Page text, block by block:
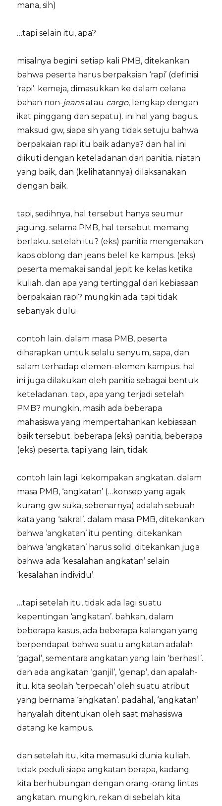
mana, sih)
…tapi selain itu, apa?
misalnya begini. setiap kali PMB, ditekankan
bahwa peserta harus berpakaian ‘rapi’ (definisi
‘rapi’: kemeja, dimasukkan ke dalam celana
bahan non-jeansatau cargo, lengkap dengan
ikat pinggang dan sepatu). ini hal yang bagus.
maksud gw, siapa sih yang tidak setuju bahwa
berpakaian rapi itu baik adanya? dan hal ini
diikuti dengan keteladanan dari panitia. niatan
yang baik, dan (kelihatannya) dilaksanakan
dengan baik.
tapi, sedihnya, hal tersebut hanya seumur
jagung. selama PMB, hal tersebut memang
berlaku. setelah itu? (eks) panitia mengenakan
kaos oblong dan jeans belel ke kampus. (eks)
peserta memakai sandal jepit ke kelas ketika
kuliah. dan apa yang tertinggal dari kebiasaan
berpakaian rapi? mungkin ada. tapi tidak
sebanyak dulu.
contoh lain. dalam masa PMB, peserta
diharapkan untuk selalu senyum, sapa, dan
salam terhadap elemen-elemen kampus. hal
ini juga dilakukan oleh panitia sebagai bentuk
keteladanan. tapi, apa yang terjadi setelah
PMB? mungkin, masih ada beberapa
mahasiswa yang mempertahankan kebiasaan
baik tersebut. beberapa (eks) panitia, beberapa
(eks) peserta. tapi yang lain, tidak.
contoh lain lagi. kekompakan angkatan. dalam
masa PMB, ‘angkatan’ (…konsep yang agak
kurang gw suka, sebenarnya) adalah sebuah
kata yang ‘sakral’. dalam masa PMB, ditekankan
bahwa ‘angkatan’ itu penting. ditekankan
bahwa ‘angkatan’ harus solid. ditekankan juga
bahwa ada ‘kesalahan angkatan’ selain
‘kesalahan individu’.
…tapi setelah itu, tidak ada lagi suatu
kepentingan ‘angkatan’. bahkan, dalam
beberapa kasus, ada beberapa kalangan yang
berpendapat bahwa suatu angkatan adalah
‘gagal’, sementara angkatan yang lain ‘berhasil’.
dan ada angkatan ‘ganjil’, ‘genap’, dan apalah-
itu. kita seolah ‘terpecah’ oleh suatu atribut
yang bernama ‘angkatan’. padahal, ‘angkatan’
hanyalah ditentukan oleh saat mahasiswa
datang ke kampus.
dan setelah itu, kita memasuki dunia kuliah.
tidak peduli siapa angkatan berapa, kadang
kita berhubungan dengan orang-orang lintas
angkatan. mungkin, rekan di sebelah kita